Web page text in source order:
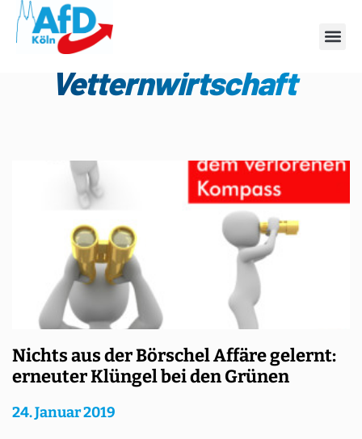
Schlagwort:
Vetternwirtschaft
Nichts aus der Börschel Affäre gelernt:
erneuter Klüngel bei den Grünen
24. Januar 2019